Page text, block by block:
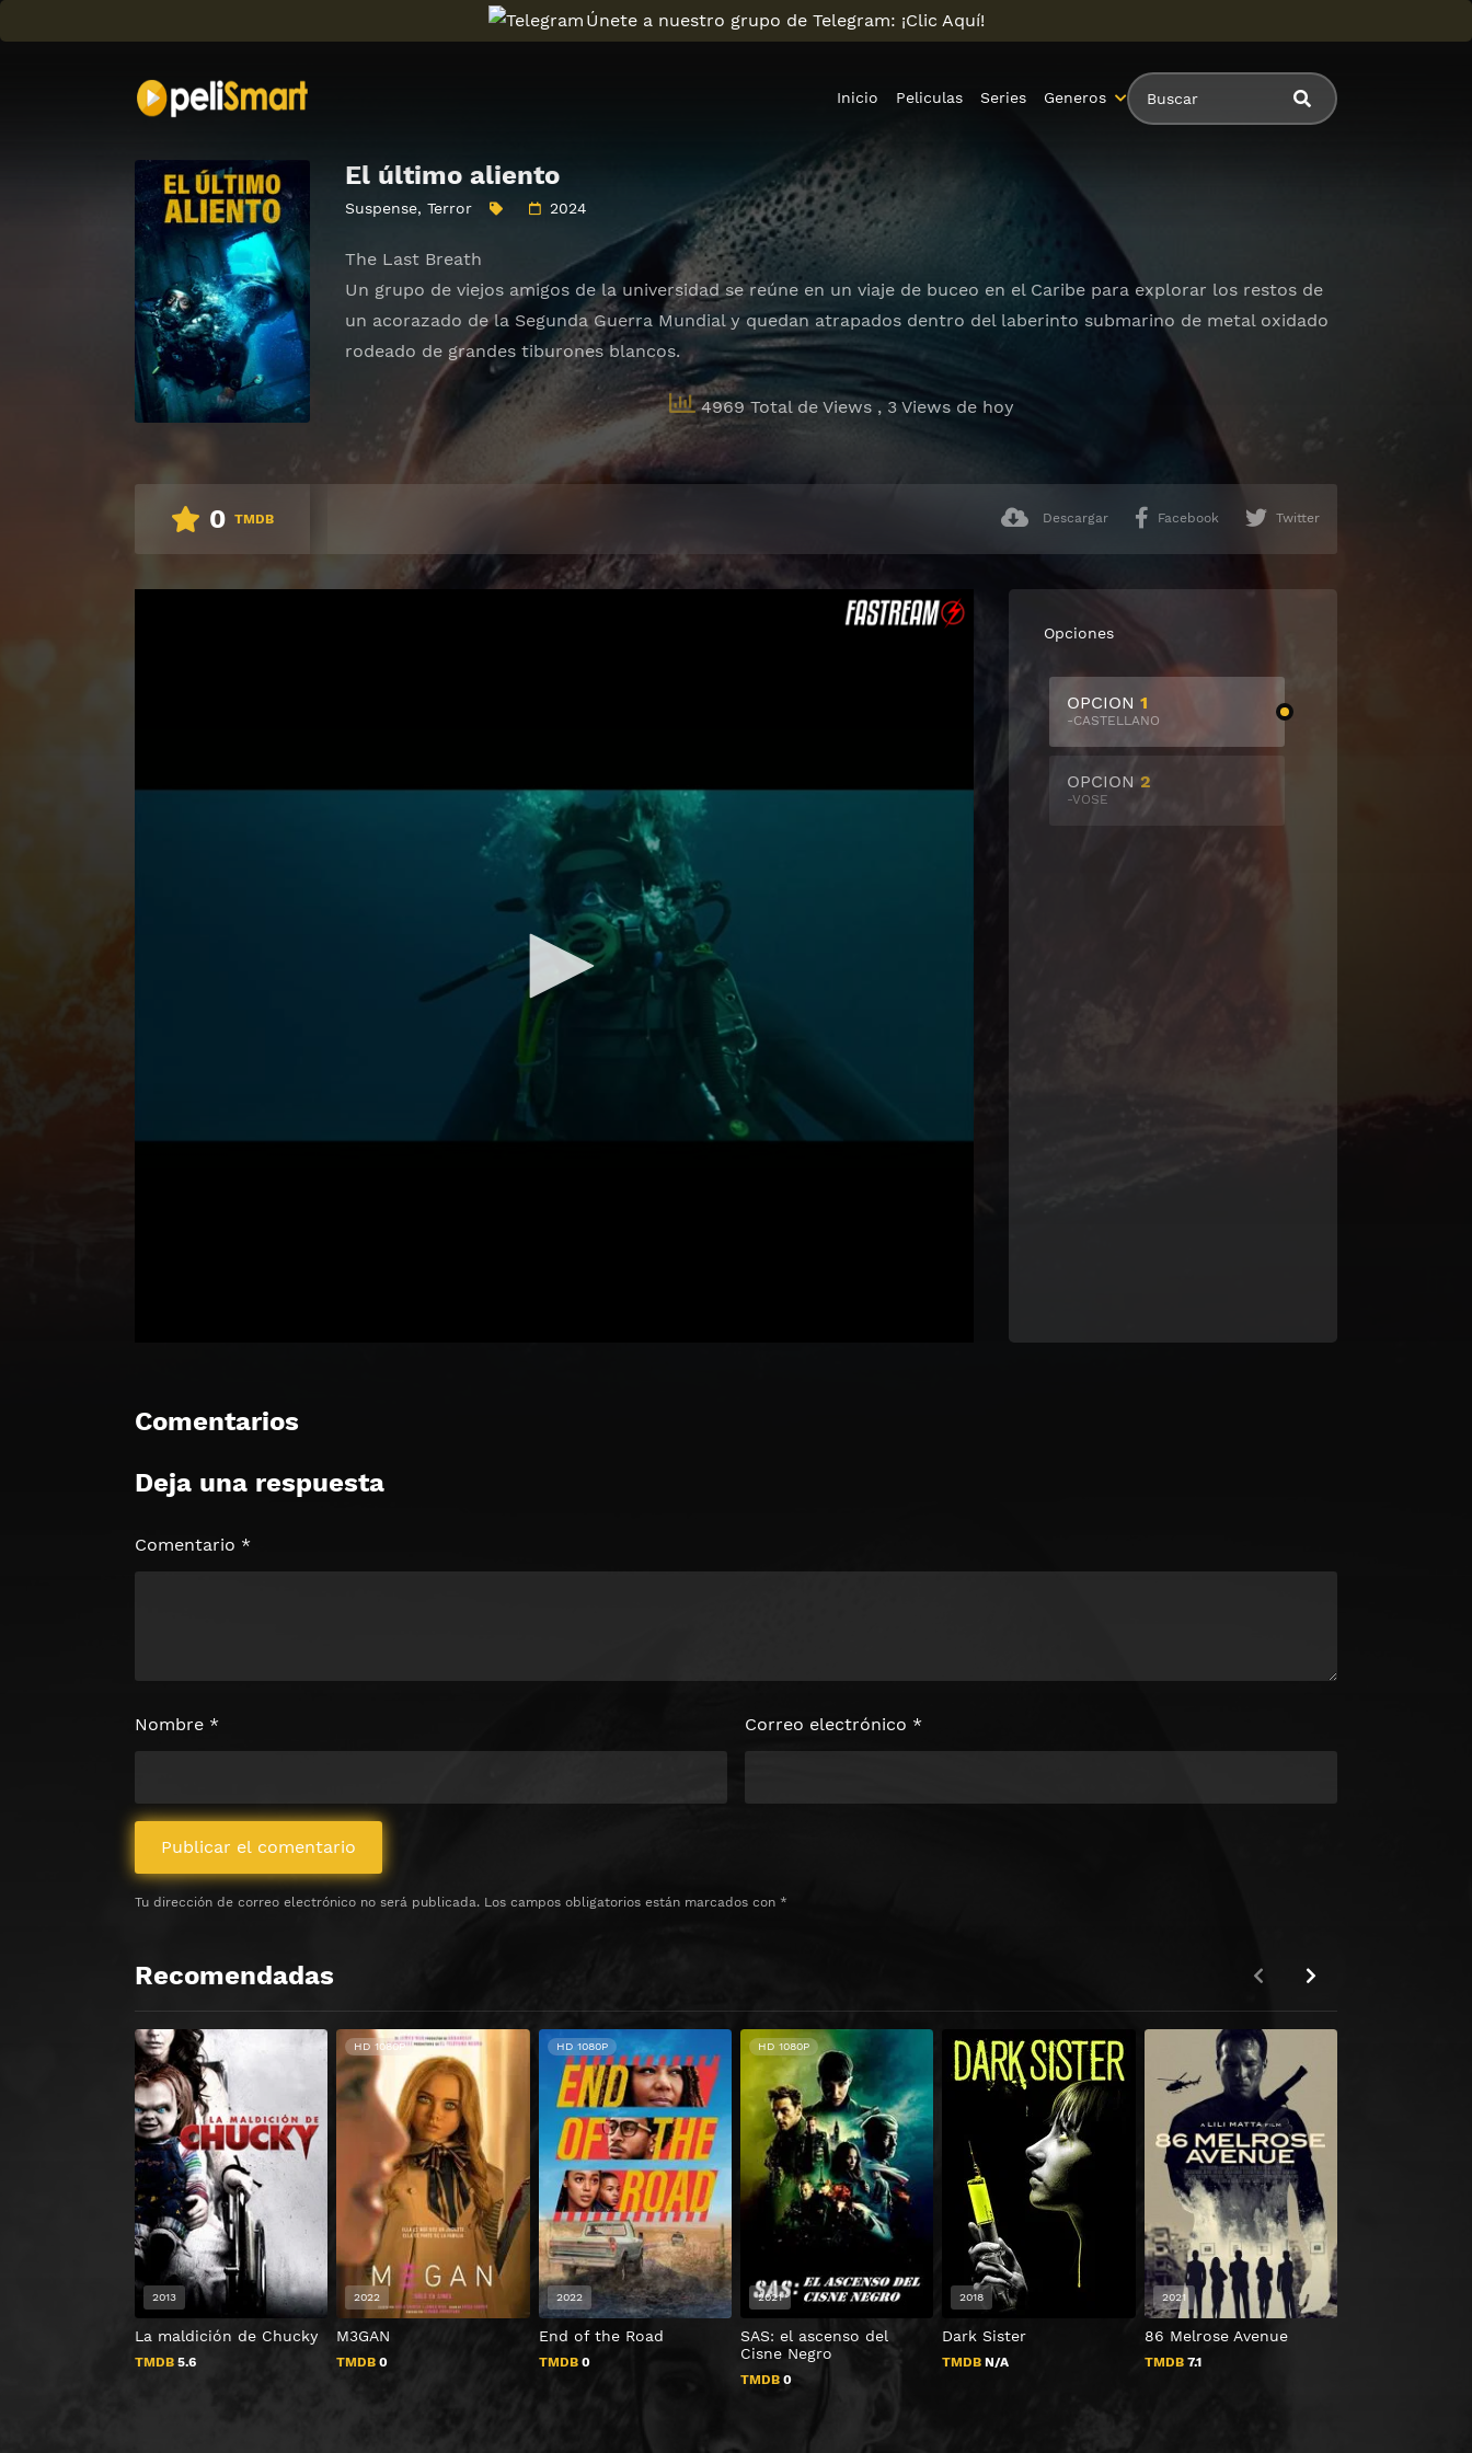
Únete a nuestro grupo de Telegram: ¡Clic Aquí!
Inicio Peliculas Series Generos
El último aliento
Suspense, Terror 2024
The Last Breath
Un grupo de viejos amigos de la universidad se reúne en un viaje de buceo en el Caribe para explorar los restos de
un acorazado de la Segunda Guerra Mundial y quedan atrapados dentro del laberinto submarino de metal oxidado
rodeado de grandes tiburones blancos.
4969 Total de Views , 3 Views de hoy
0 TMDB Descargar Facebook Twitter
🔒 Acceso Requerido
Opciones
OPCION 1
-CASTELLANO
OPCION 2
-VOSE
Comentarios
Deja una respuesta
Tu dirección de correo electrónico no será publicada. Los campos obligatorios están marcados con *
Comentario *
Nombre * Correo electrónico *
Recomendadas
La maldición de Chucky
TMDB 5.6
2013
M3GAN
TMDB 0
HD 1080P
2022
End of the Road
TMDB0
HD 1080P
2022
SAS: el ascenso del
Cisne Negro
TMDB0
HD 1080P
2021
Dark Sister
TMDB N/A
2018
86 Melrose Avenue
TMDB7.1
2021